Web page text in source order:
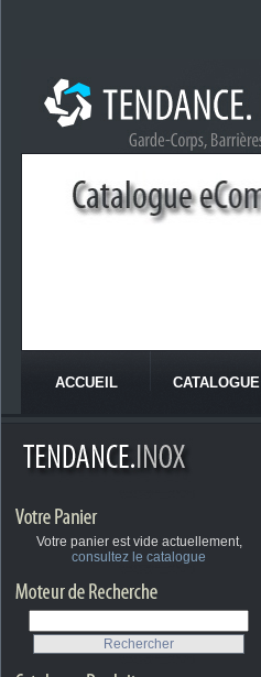
ACCUEIL CATALOGUE
Votre panier est vide actuellement,
consultez le catalogue